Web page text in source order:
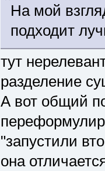
На мой
подходит
тут
разделение
А вот общий
"запустили
она